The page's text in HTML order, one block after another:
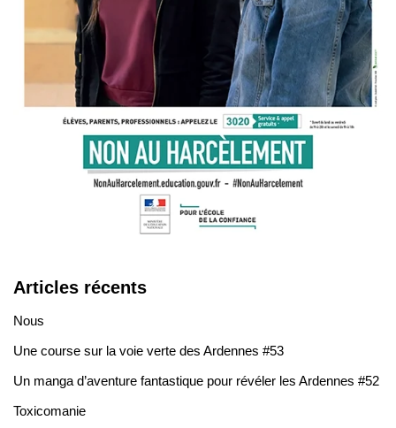
Articles récents
Nous
Une course sur la voie verte des Ardennes #53
Un manga d’aventure fantastique pour révéler les Ardennes #52
Toxicomanie